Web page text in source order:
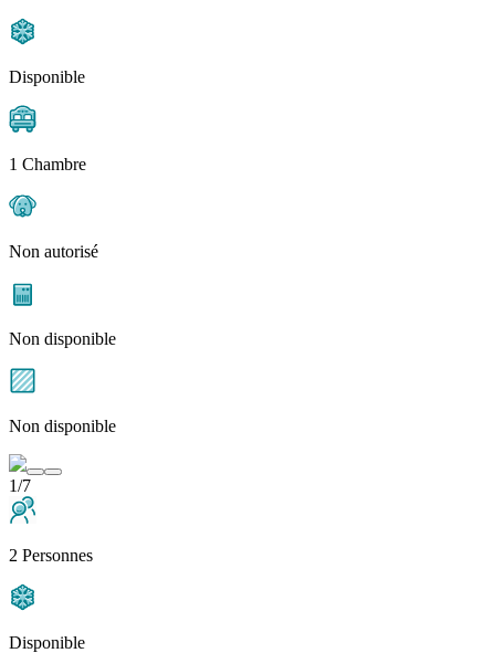
Disponible
1 Chambre
Non autorisé
Non disponible
Non disponible
1/7
2 Personnes
Disponible